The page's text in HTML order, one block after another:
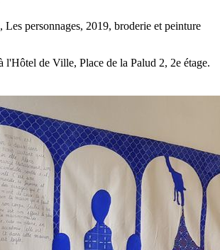
personnages, 2019, broderie et peinture
l'Hôtel de Ville, Place de la Palud 2, 2e étage.